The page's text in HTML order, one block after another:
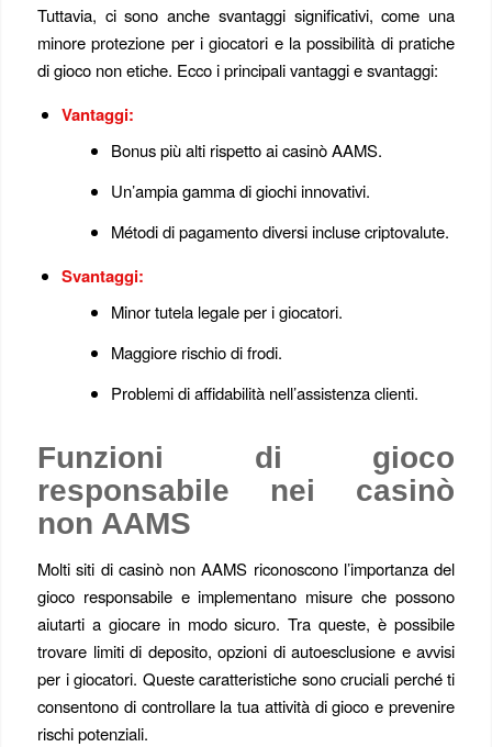
Tuttavia, ci sono anche svantaggi significativi, come una
minore protezione per i giocatori e la possibilità di pratiche
di gioco non etiche. Ecco i principali vantaggi e svantaggi:
Vantaggi:
Bonus più alti rispetto ai casinò AAMS.
Un’ampia gamma di giochi innovativi.
Métodi di pagamento diversi incluse criptovalute.
Svantaggi:
Minor tutela legale per i giocatori.
Maggiore rischio di frodi.
Problemi di affidabilità nell’assistenza clienti.
Funzioni di gioco
responsabile nei casinò
non AAMS
Molti siti di casinò non AAMS riconoscono l’importanza del
gioco responsabile e implementano misure che possono
aiutarti a giocare in modo sicuro. Tra queste, è possibile
trovare limiti di deposito, opzioni di autoesclusione e avvisi
per i giocatori. Queste caratteristiche sono cruciali perché ti
consentono di controllare la tua attività di gioco e prevenire
rischi potenziali.